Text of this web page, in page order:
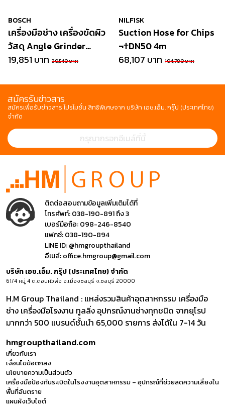
BOSCH
เครื่องมือช่าง เครื่องขัดผิว
วัสดุ Angle Grinder
GWS17-125INOX
19,851 บาท 30,540 บาท
NILFISK
Suction Hose for Chips
¬†DN50 4m
68,107 บาท 104,780 บาท
สมัครรับข่าวสาร
สมัครเพื่อรับข่าวสาร โปรโมชั่น สิทธิพิเศษจาก บริษัท เอช.เอ็ม. กรุ๊ป (ประเทศไทย)
จำกัด
ติดต่อสอบถามข้อมูลเพิ่มเติมได้ที่
โทรศัพท์:038-190-891 ถึง 3
เบอร์มือถือ:098-246-8540
แฟกซ์:038-190-894
LINE ID:@hmgroupthailand
อีเมล์:office.hmgroup@gmail.com
บริษัท เอช.เอ็ม. กรุ๊ป (ประเทศไทย) จำกัด
61/4 หมู่ 4 ต.ดอนหัวฬ่อ อ.เมืองชลบุรี จ.ชลบุรี 20000
H.M Group Thailand : แหล่งรวมสินค้าอุตสาหกรรม เครื่องมือ
ช่าง เครื่องมือโรงงาน ทูลลิ่ง อุปกรณ์งานช่างทุกชนิด จากยุโรป
มากกว่า 500 แบรนด์ชั้นนำ 65,000 รายการ ส่งได้ใน 7-14 วัน
hmgroupthailand.com
เกี่ยวกับเรา
เงื่อนไขข้อตกลง
นโยบายความเป็นส่วนตัว
เครื่องมือป้องกันระเบิดในโรงงานอุตสาหกรรม – อุปกรณ์ที่ช่วยลดความเสี่ยงใน
พื้นที่อันตราย
แผนผังเว็บไซต์